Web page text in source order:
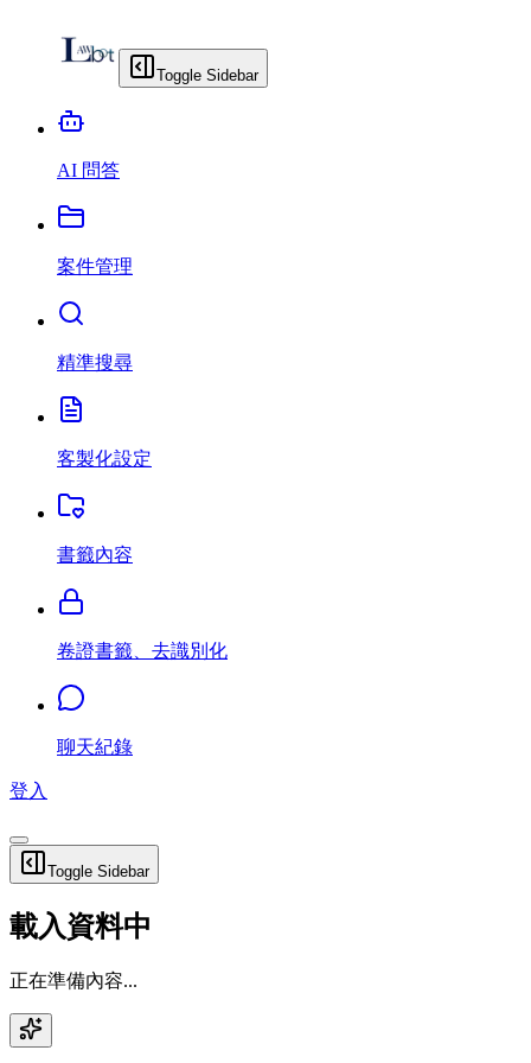
Toggle Sidebar
AI 問答
案件管理
精準搜尋
客製化設定
書籤內容
卷證書籤、去識別化
聊天紀錄
登入
Toggle Sidebar
載入資料中
正在準備內容...